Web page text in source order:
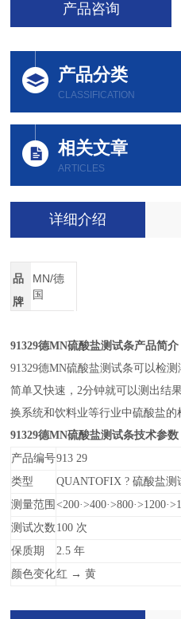
产品咨询
产品分类
CLASSIFICATION
相关文章
ARTICLES
详细介绍
品
牌
MN/德
国
91329德MN硫酸盐测试条产品简介
91329德MN硫酸盐测试条可以检
简单又快速，2分钟就可以测出结
换系统和饮料业等行业中硫酸盐的
91329德MN硫酸盐测试条技术参数
产品编号913 29
类型
QUANTOFIX ?硫酸盐测
测量范围 <200
测试次数 100 次
保质期
2.5年
颜色变化红 → 黄